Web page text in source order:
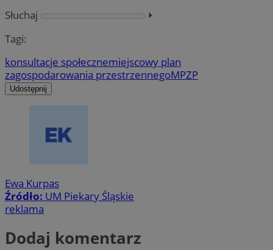
Słuchaj
⏵︎
Tagi:
konsultacje społecznemiejscowy plan
zagospodarowania przestrzennegoMPZP
Udostępnij
Ewa Kurpas
Źródło: UM Piekary Śląskie
reklama
Dodaj komentarz